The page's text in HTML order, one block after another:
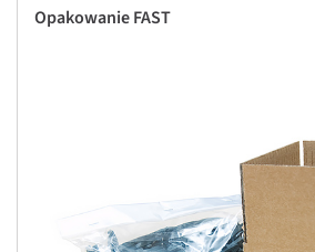
Opakowanie FAST